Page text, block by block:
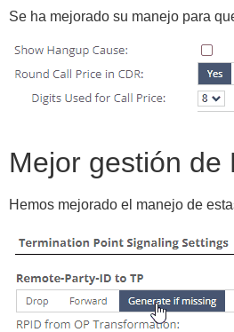
Se ha mejorado su manejo para
Mejor gestión de
Hemos mejorado el manejo de